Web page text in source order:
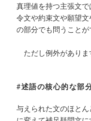
真理値を持つ主張文
令文や約束文や願望
の部分でも問うことが
ただし例外がありま
#述語の核心的な部
与えられた文のほと